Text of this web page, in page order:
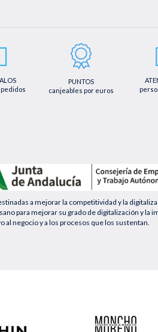
info@farmaciaquintalegregranada.es, así como a través
politica-privacidad/
PUNTOS
canjeables por euros
a mejorar la competitividad y la
para mejorar su grado de digitalización y la
negocio y a los procesos que los sustentan.